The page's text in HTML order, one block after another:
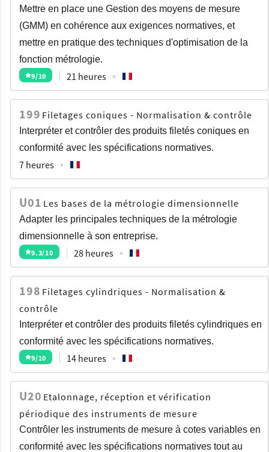
Mettre en place une Gestion des moyens de mesure
(GMM) en cohérence aux exigences normatives, et
mettre en pratique des techniques d'optimisation de la
fonction métrologie.
9/10 21 heures
199 Filetages coniques - Normalisation & contrôle
Interpréter et contrôler des produits filetés coniques en
conformité avec les spécifications normatives.
7 heures
U01 Les bases de la métrologie dimensionnelle
Adapter les principales techniques de la métrologie
dimensionnelle à son entreprise.
9.3/10 28 heures
198 Filetages cylindriques - Normalisation &
contrôle
Interpréter et contrôler des produits filetés cylindriques en
conformité avec les spécifications normatives.
9/10 14 heures
U20 Etalonnage, réception et vérification
périodique des instruments de mesure
Contrôler les instruments de mesure à cotes variables en
conformité avec les spécifications normatives tout au